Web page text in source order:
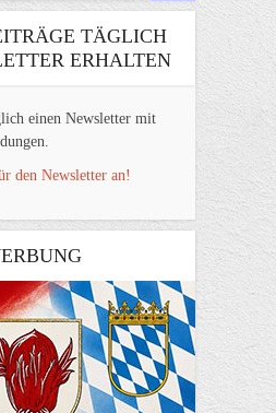
TÄGLICH
ERHALTEN
einen Newsletter mit
den Newsletter an!